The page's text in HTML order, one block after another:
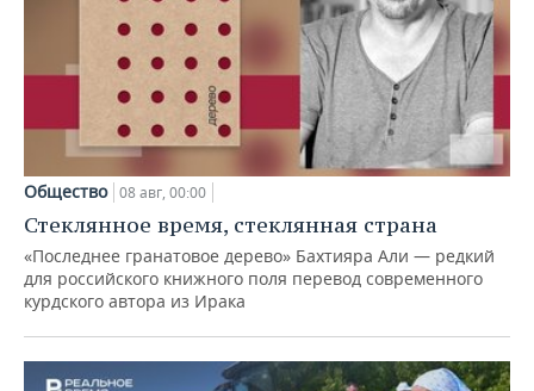
Общество 08 авг, 00:00
Стеклянное время, стеклянная страна
«Последнее гранатовое дерево» Бахтияра Али — редкий
для российского книжного поля перевод современного
курдского автора из Ирака